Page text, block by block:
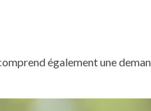
également une